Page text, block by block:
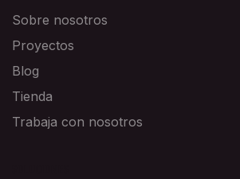
Sobre nosotros
Proyectos
Blog
Tienda
Trabaja con nosotros